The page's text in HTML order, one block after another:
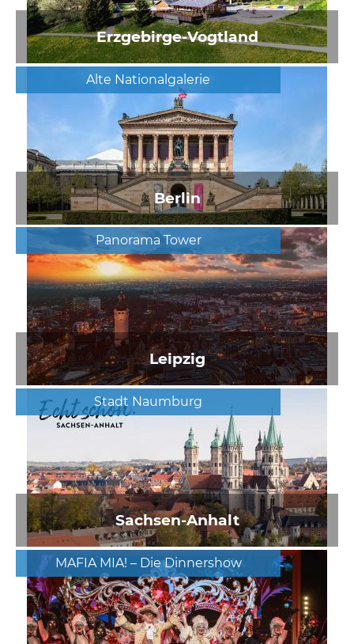
Erzgebirge-Vogtland
Alte Nationalgalerie
Berlin
Panorama Tower
Leipzig
Stadt Naumburg
Sachsen-Anhalt
MAFIA MIA! – Die Dinnershow